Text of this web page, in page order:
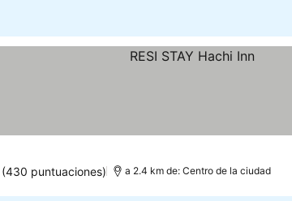
(430 puntuaciones) a 2.4 km de: Centro de la ciudad